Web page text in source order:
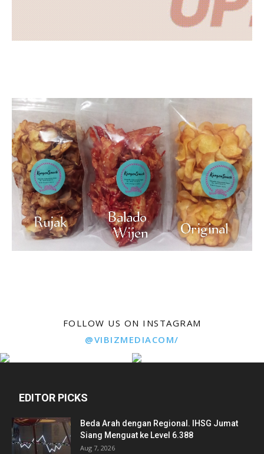
FOLLOW US ON INSTAGRAM
@VIBIZMEDIACOM/
EDITOR PICKS
Beda Arah dengan Regional. IHSG Jumat
Siang Menguat ke Level 6.388
Aug 7, 2026